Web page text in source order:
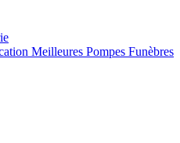
Meilleures Pompes Funèbres